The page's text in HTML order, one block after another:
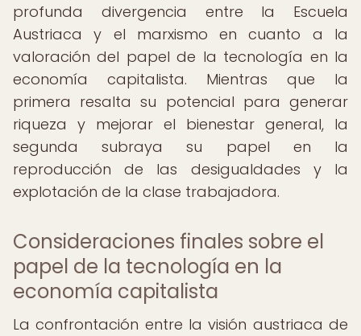
profunda divergencia entre la Escuela
Austriaca y el marxismo en cuanto a la
valoración del papel de la tecnología en la
economía capitalista. Mientras que la
primera resalta su potencial para generar
riqueza y mejorar el bienestar general, la
segunda subraya su papel en la
reproducción de las desigualdades y la
explotación de la clase trabajadora.
Consideraciones finales sobre el
papel de la tecnología en la
economía capitalista
La confrontación entre la visión austriaca de